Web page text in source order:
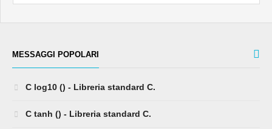
MESSAGGI POPOLARI
C log10 () - Libreria standard C.
C tanh () - Libreria standard C.